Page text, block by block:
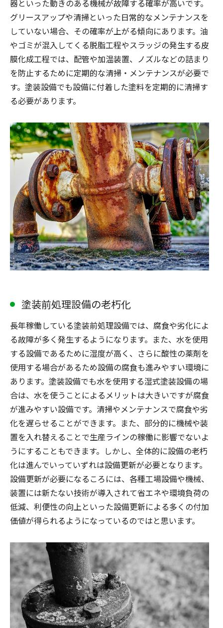
器といった動きのある機械が故障する確率が高いです。
グリースアップや清掃といった日常的なメンテナンスを
していない場合、その確率が上がる傾向にあります。油
やゴミが混入してくる脱脂工程やスラッジの発生する皮
膜化成工程では、配管や加温装置、ノズルなどの詰まり
を防止するために定期的な清掃・メンテナンスが必要で
す。塗装設備でも設備に付着した塗料を定期的に清掃す
る必要があります。
塗装前処理設備の老朽化
長年稼働している塗装前処理設備では、腐食や劣化によ
る故障が多く発生するようになります。また、水を使用
する設備であるために湿度が高く、さらに酸性の薬剤を
使用する場合があるため設備の腐食も進みやすい環境に
あります。塗装設備でも水を使用する湿式塗装設備の場
合は、水を使うことによるメリットは大きいですが腐食
が進みやすい設備です。清掃やメンテナンスで腐食や劣
化を遅らせることができます。また、部分的に機械や装
置を入れ替えることで生産ラインの稼働に影響でないよ
うにすることもできます。しかし、全体的に設備の老朽
化は進んでいっていずれは設備更新が必要となります。
設備更新が必要になるころには、各種工場設備や機械、
装置には新たない技術が導入されて省エネや環境負荷の
低減、利便性の向上といった設備更新による多くの付加
価値が得られるようになっているのではと思います。